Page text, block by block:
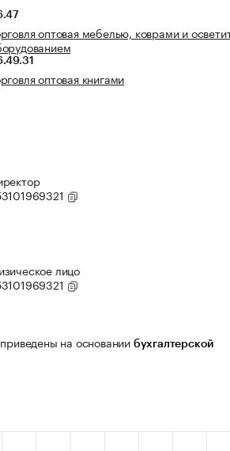
оптовая мебелью, коврами и
оптовая книгами
лицо
на основании бухгалтерской